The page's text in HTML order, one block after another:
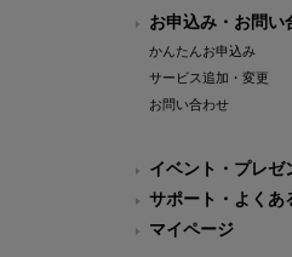
お申込み・お問い
かんたんお申込み
サービス追加・変更
お問い合わせ
イベント・プレゼ
サポート・よくあ
マイページ